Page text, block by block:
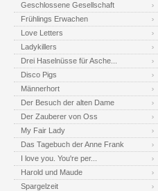
Geschlossene Gesellschaft
Frühlings Erwachen
Love Letters
Ladykillers
Drei Haselnüsse für Asche...
Disco Pigs
Männerhort
Der Besuch der alten Dame
Der Zauberer von Oss
My Fair Lady
Das Tagebuch der Anne Frank
I love you. You're per...
Harold und Maude
Spargelzeit